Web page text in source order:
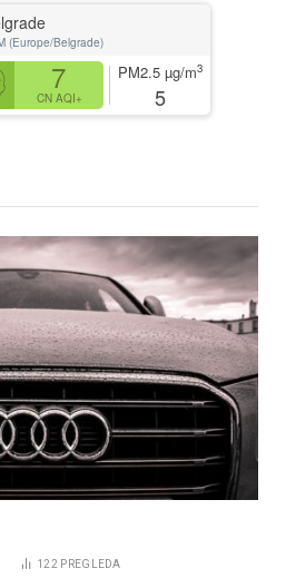
(Europe/Belgrade)
7
CN AQI+
PM2.5 µg/m3
5
122 PREGLEDA